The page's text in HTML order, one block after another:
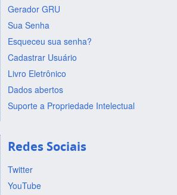
Gerador GRU
Sua Senha
Esqueceu sua senha?
Cadastrar Usuário
Livro Eletrônico
Dados abertos
Suporte a Propriedade Intelectual
Redes Sociais
Twitter
YouTube